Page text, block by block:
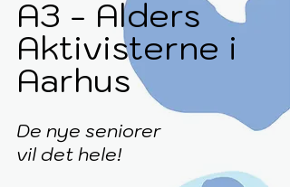
A3 - Alders
Aktivisterne i
Aarhus
De nye seniorer
vil det hele!